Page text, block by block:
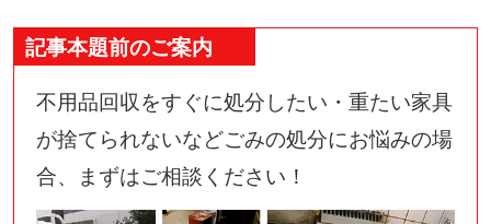
記事本題前のご案内
不用品回収をすぐに処分したい・重たい家具
が捨てられないなどごみの処分にお悩みの場
合、まずはご相談ください！